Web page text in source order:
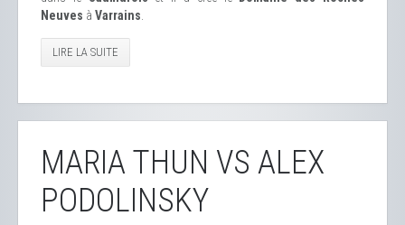
Neuves à Varrains
LIRE LA SUITE
MARIA THUN VS ALEX
PODOLINSKY